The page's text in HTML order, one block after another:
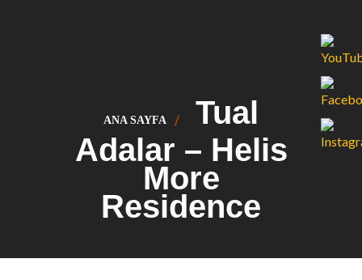
ANA SAYFA
Tual
Adalar – Helis
More
Residence